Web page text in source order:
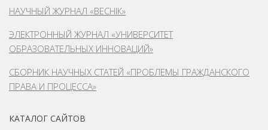
НАУЧНЫЙ ЖУРНАЛ «ВЕСНІК»
ЭЛЕКТРОННЫЙ ЖУРНАЛ «УНИВЕРСИТЕТ
ОБРАЗОВАТЕЛЬНЫХ ИННОВАЦИЙ»
СБОРНИК НАУЧНЫХ СТАТЕЙ «ПРОБЛЕМЫ ГРАЖДАНСКОГО
ПРАВА И ПРОЦЕССА»
КАТАЛОГ САЙТОВ